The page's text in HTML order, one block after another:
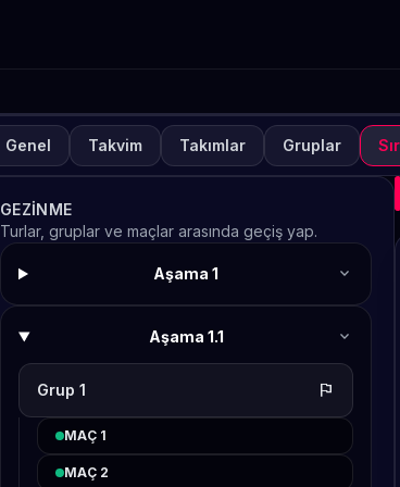
TURNUVA KAPALI
Always-ON
Hafta 2
Düzenleyen TETO
Genel Takvim Takımlar Gruplar
GEZINME
Turlar, gruplar ve maçlar arasında geçiş yap.
Aşama 1 expand_more
Aşama 1.1 expand_more
Grup 1 flag
MAÇ 1
MAÇ 2